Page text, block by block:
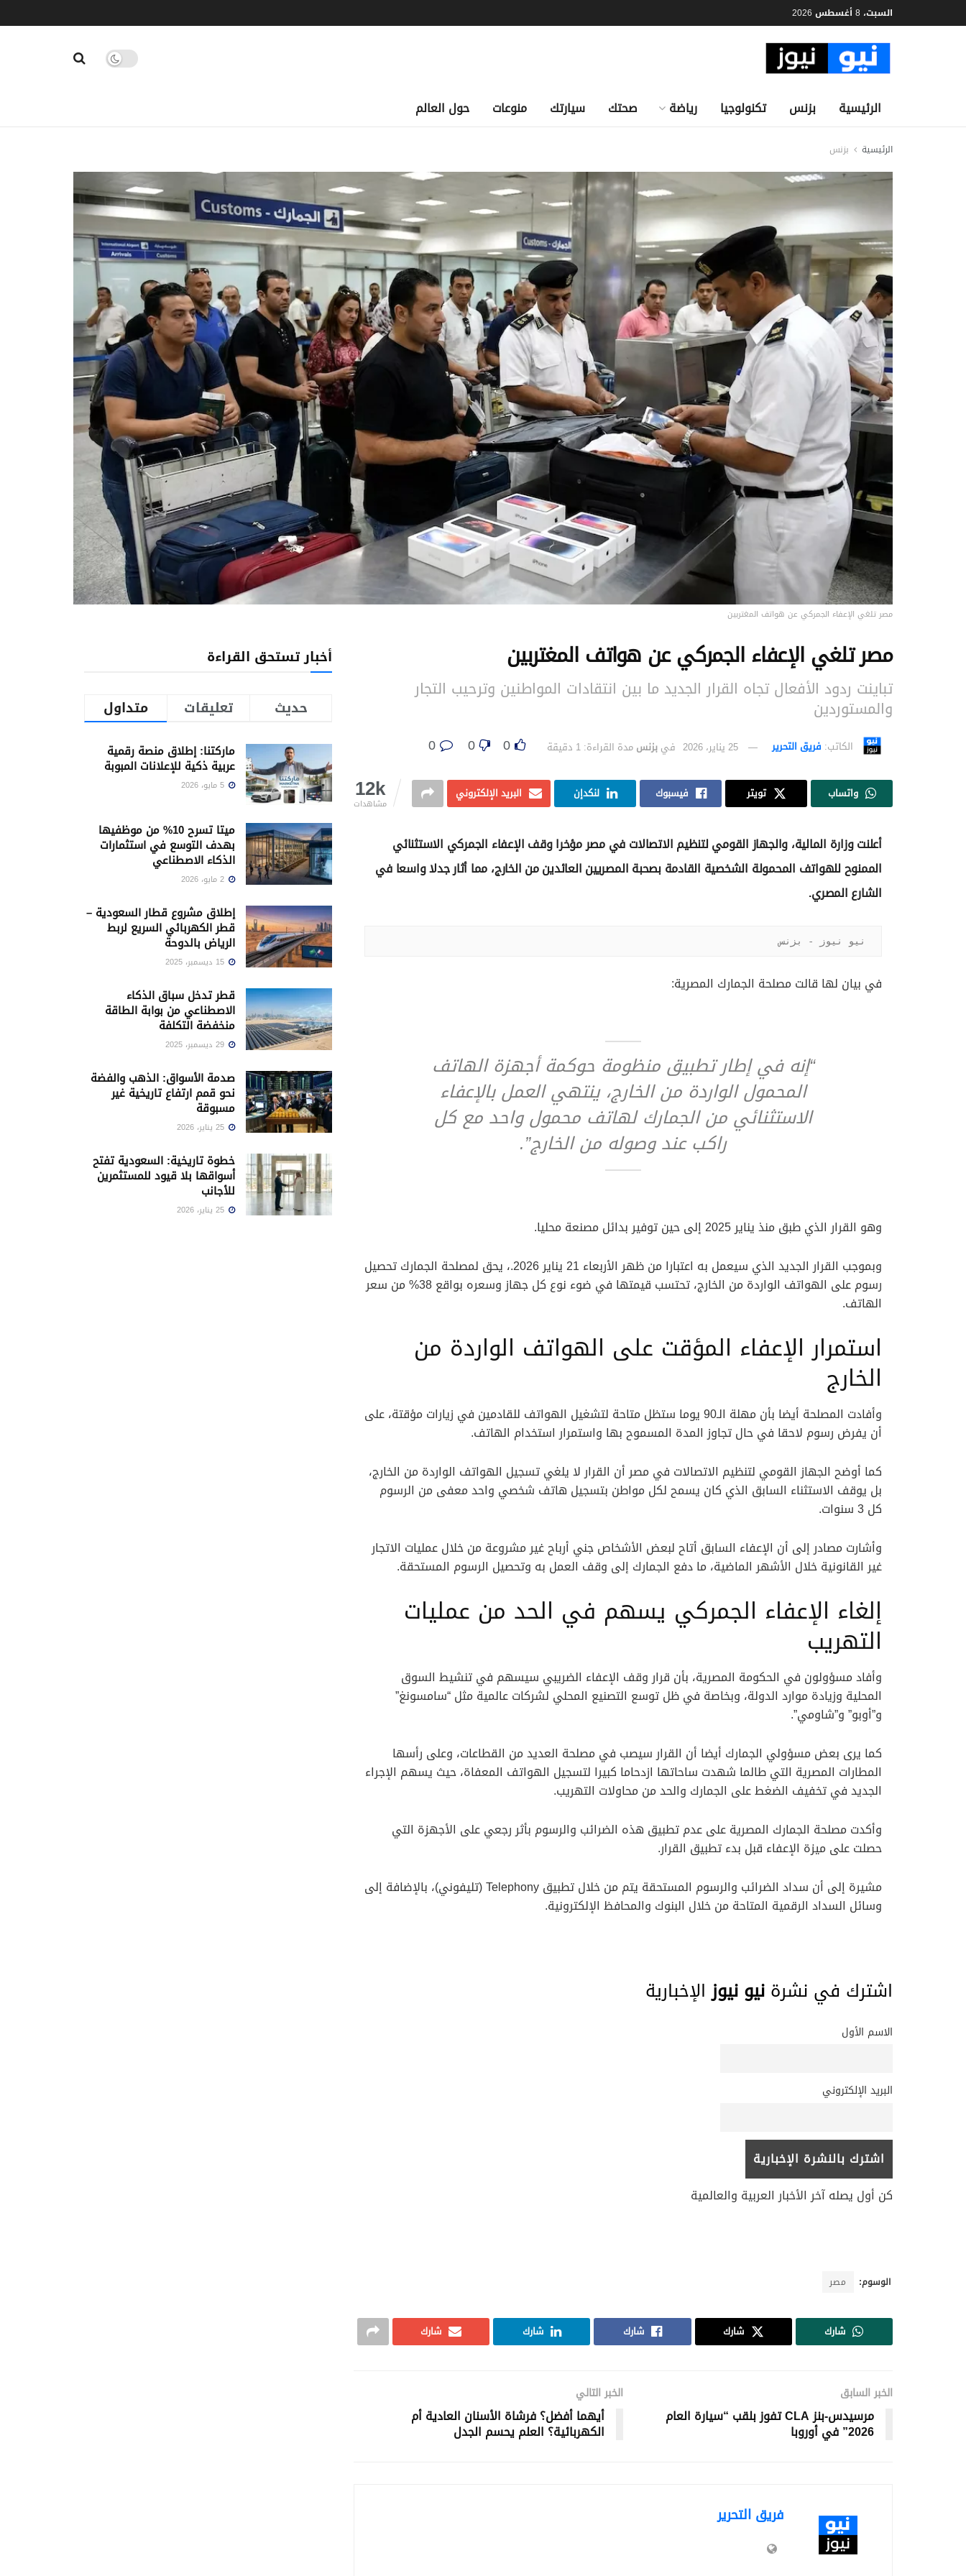
السبت، 8 أغسطس 2026
الرئيسية بزنس تكنولوجيا رياضة صحتك سيارتك منوعات حول العالم
الرئيسية بزنس
مصر تلغي الإعفاء الجمركي عن هواتف المغتربين
مصر تلغي الإعفاء الجمركي عن هواتف المغتربين
تباينت ردود الأفعال تجاه القرار الجديد ما بين انتقادات المواطنين وترحيب التجار
والمستوردين
الكاتب: فريق التحرير 25 يناير، 2026 في بزنس مدة القراءة: 1 دقيقة 0
0
12k
مشاهدات
واتساب تويتر فيسبوك لنكدإن البريد الإلكتروني
أعلنت وزارة المالية، والجهاز القومي لتنظيم الاتصالات في مصر مؤخرا وقف الإعفاء الجمركي الاستثنائي
الممنوح للهواتف المحمولة الشخصية القادمة بصحبة المصريين العائدين من الخارج، مما أثار جدلا واسعا في
الشارع المصري.
نيو نيوز - بزنس
في بيان لها قالت مصلحة الجمارك المصرية:
“إنه في إطار تطبيق منظومة حوكمة أجهزة الهاتف
المحمول الواردة من الخارج، ينتهي العمل بالإعفاء
الاستثنائي من الجمارك لهاتف محمول واحد مع كل
راكب عند وصوله من الخارج”.
وهو القرار الذي طبق منذ يناير 2025 إلى حين توفير بدائل مصنعة محليا.
وبموجب القرار الجديد الذي سيعمل به اعتبارا من ظهر الأربعاء 21 يناير 2026.، يحق لمصلحة الجمارك تحصيل
رسوم على الهواتف الواردة من الخارج، تحتسب قيمتها في ضوء نوع كل جهاز وسعره بواقع 38% من سعر
الهاتف.
استمرار الإعفاء المؤقت على الهواتف الواردة من
الخارج
وأفادت المصلحة أيضا بأن مهلة الـ90 يوما ستظل متاحة لتشغيل الهواتف للقادمين في زيارات مؤقتة، على
أن يفرض رسوم لاحقا في حال تجاوز المدة المسموح بها واستمرار استخدام الهاتف.
كما أوضح الجهاز القومي لتنظيم الاتصالات في مصر أن القرار لا يلغي تسجيل الهواتف الواردة من الخارج،
بل يوقف الاستثناء السابق الذي كان يسمح لكل مواطن بتسجيل هاتف شخصي واحد معفى من الرسوم
كل 3 سنوات.
وأشارت مصادر إلى أن الإعفاء السابق أتاح لبعض الأشخاص جني أرباح غير مشروعة من خلال عمليات الاتجار
غير القانونية خلال الأشهر الماضية، ما دفع الجمارك إلى وقف العمل به وتحصيل الرسوم المستحقة.
إلغاء الإعفاء الجمركي يسهم في الحد من عمليات
التهريب
وأفاد مسؤولون في الحكومة المصرية، بأن قرار وقف الإعفاء الضريبي سيسهم في تنشيط السوق
المحلية وزيادة موارد الدولة، وبخاصة في ظل توسع التصنيع المحلي لشركات عالمية مثل “سامسونغ”
و”أوبو” و”شاومي”.
كما يرى بعض مسؤولي الجمارك أيضا أن القرار سيصب في مصلحة العديد من القطاعات، وعلى رأسها
المطارات المصرية التي طالما شهدت ساحاتها ازدحاما كبيرا لتسجيل الهواتف المعفاة، حيث يسهم الإجراء
الجديد في تخفيف الضغط على الجمارك والحد من محاولات التهريب.
وأكدت مصلحة الجمارك المصرية على عدم تطبيق هذه الضرائب والرسوم بأثر رجعي على الأجهزة التي
حصلت على ميزة الإعفاء قبل بدء تطبيق القرار.
مشيرة إلى أن سداد الضرائب والرسوم المستحقة يتم من خلال تطبيق Telephony (تليفوني)، بالإضافة إلى
وسائل السداد الرقمية المتاحة من خلال البنوك والمحافظ الإلكترونية.
اشترك في نشرةنيو نيوزالإخبارية
الاسم الأول
البريد الإلكتروني
كن أول يصله آخر الأخبار العربية والعالمية
الوسوم: مصر
شارك شارك شارك شارك شارك
الخبر السابق
مرسيدس-بنز CLA تفوز بلقب “سيارة العام
2026” في أوروبا
الخبر التالي
أيهما أفضل؟ فرشاة الأسنان العادية أم
الكهربائية؟ العلم يحسم الجدل
فريق التحرير
أخبار تستحق القراءة
متداول تعليقات حديث
ماركتنا: إطلاق منصة رقمية
عربية ذكية للإعلانات المبوبة
ميتا تسرح 10% من موظفيها
بهدف التوسع في استثمارات
الذكاء الاصطناعي
إطلاق مشروع قطار السعودية –
قطر الكهربائي السريع لربط
الرياض بالدوحة
قطر تدخل سباق الذكاء
الاصطناعي من بوابة الطاقة
منخفضة التكلفة
صدمة الأسواق: الذهب والفضة
نحو قمم ارتفاع تاريخية غير
مسبوقة
خطوة تاريخية: السعودية تفتح
أسواقها بلا قيود للمستثمرين
للأجانب